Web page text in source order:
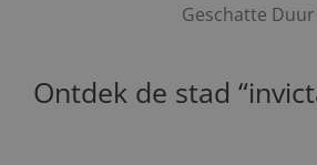
Geschatte Duur
Ontdek de stad